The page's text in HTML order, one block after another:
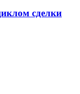
сделки